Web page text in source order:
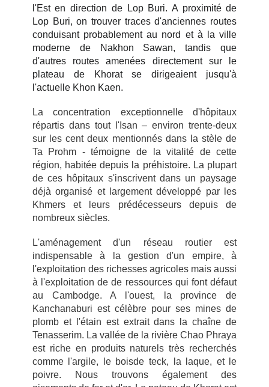
l'Est en direction de Lop Buri. A proximité de
Lop Buri, on trouver traces d'anciennes routes
conduisant probablement au nord et à la ville
moderne de Nakhon Sawan, tandis que
d'autres routes amenées directement sur le
plateau de Khorat se dirigeaient jusqu'à
l'actuelle Khon Kaen.
La concentration exceptionnelle d'hôpitaux
répartis dans tout l'Isan – environ trente-deux
sur les cent deux mentionnés dans la stèle de
Ta Prohm - témoigne de la vitalité de cette
région, habitée depuis la préhistoire. La plupart
de ces hôpitaux s'inscrivent dans un paysage
déjà organisé et largement développé par les
Khmers et leurs prédécesseurs depuis de
nombreux siècles.
L'aménagement d'un réseau routier est
indispensable à la gestion d'un empire, à
l'exploitation des richesses agricoles mais aussi
à l'exploitation de de ressources qui font défaut
au Cambodge. A l'ouest, la province de
Kanchanaburi est célèbre pour ses mines de
plomb et l'étain est extrait dans la chaîne de
Tenasserim. La vallée de la rivière Chao Phraya
est riche en produits naturels très recherchés
comme l'argile, le boisde teck, la laque, et le
poivre. Nous trouvons également des